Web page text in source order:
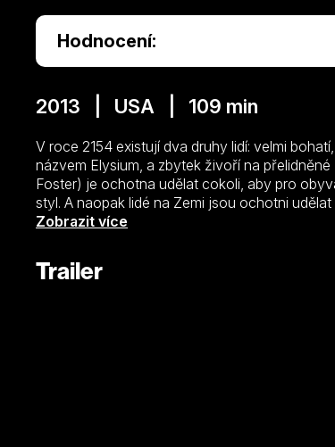
Hodnocení:
2013 | USA | 109 min
V roce 2154 existují dva druhy lidí: velmi
názvem Elysium, a zbytek živoří na
Foster) je ochotna udělat cokoli, aby pro
styl. A naopak lidé na Zemi jsou ochotni
Elysiu. Max (Matt Damon) se zapojí do
Zobrazit více
Trailer